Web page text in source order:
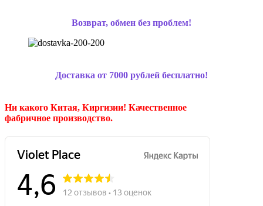
Возврат, обмен без проблем!
Доставка от 7000 рублей бесплатно!
Ни какого Китая, Киргизии! Качественное
фабричное производство.